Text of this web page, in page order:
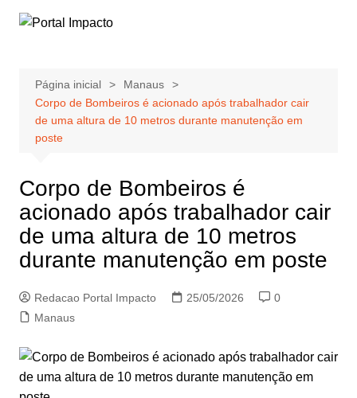
para
Página inicial
Manaus
Corpo de Bombeiros é acionado após trabalhador cair
de uma altura de 10 metros durante manutenção em
poste
Corpo de Bombeiros é
acionado após trabalhador cair
de uma altura de 10 metros
durante manutenção em poste
Redacao Portal Impacto 25/05/2026
0
Manaus